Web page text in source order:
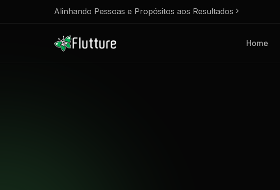
Alinhando Pessoas e Propósitos aos Resultados
Home